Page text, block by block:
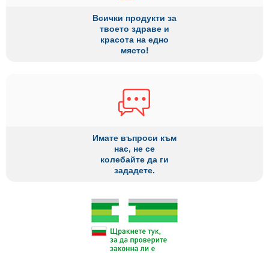
Всички продукти за
твоето здраве и
красота на едно
място!
Имате въпроси към
нас, не се
колебайте да ги
зададете.